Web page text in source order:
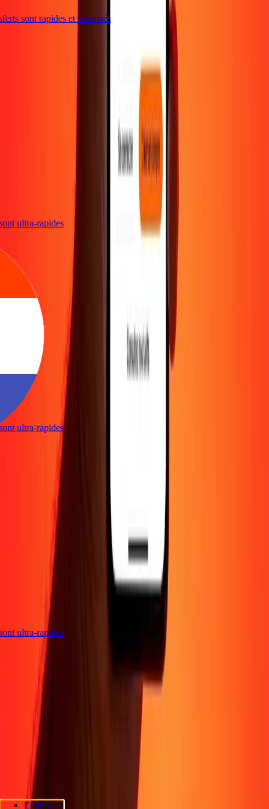
sont rapides et sécurisés
ultra-rapides
ultra-rapides
ultra-rapides
Entreprise
À proposBlog Devenir agent
Transfert d'argent international
Politique de confidentialité
Avis sur les cookies
générales
Centre d'aide
d'accessibilité
Services Rapide Chèque
Rapide ChèquePolitique de confidentialité Rapide Chèque
English